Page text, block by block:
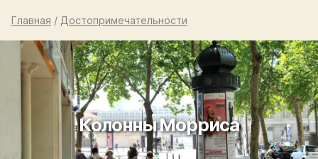
Главная / Достопримечательности
Колонны Морриса